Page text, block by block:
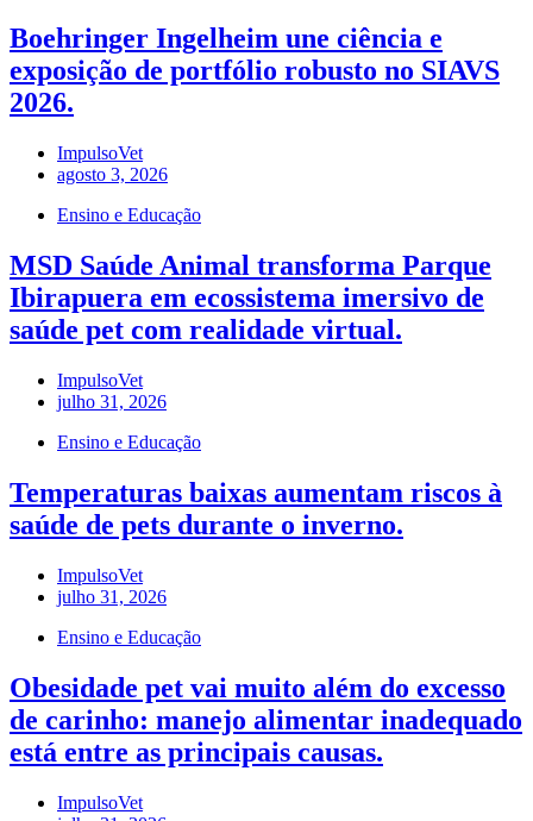
Boehringer Ingelheim une ciência e
exposição de portfólio robusto no SIAVS
2026.
ImpulsoVet
agosto 3, 2026
Ensino e Educação
MSD Saúde Animal transforma Parque
Ibirapuera em ecossistema imersivo de
saúde pet com realidade virtual.
ImpulsoVet
julho 31, 2026
Ensino e Educação
Temperaturas baixas aumentam riscos à
saúde de pets durante o inverno.
ImpulsoVet
julho 31, 2026
Ensino e Educação
Obesidade pet vai muito além do excesso
de carinho: manejo alimentar inadequado
está entre as principais causas.
ImpulsoVet